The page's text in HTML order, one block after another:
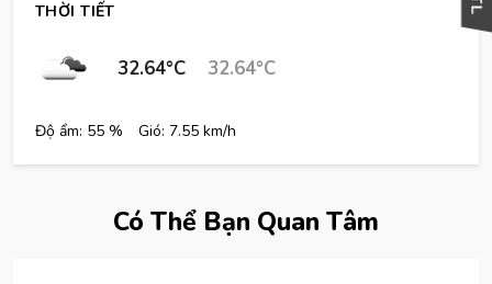
THỜI TIẾT
32.64°C 32.64°C
Độ ẩm: 55 % Gió: 7.55 km/h
Có Thể Bạn Quan Tâm